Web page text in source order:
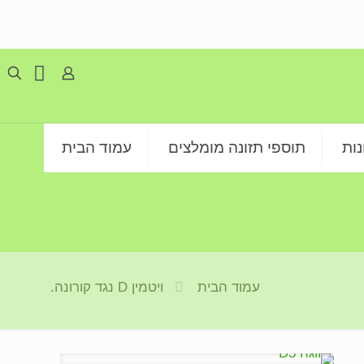
עמוד הבית תוספי תזונה מומלצים
עמוד הבית ויטמין D נגד קורונה.